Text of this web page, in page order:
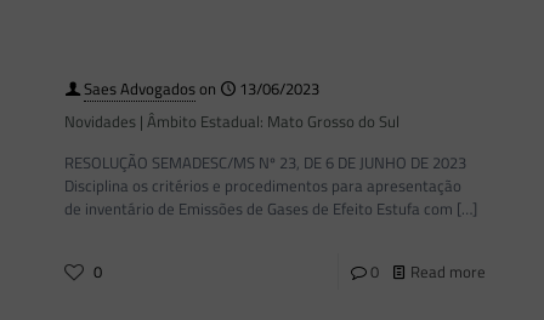
Saes Advogadoson
13/06/2023
Novidades | Âmbito Estadual: Mato Grosso do Sul
RESOLUÇÃO SEMADESC/MS Nº 23, DE 6 DE JUNHO DE 2023
Disciplina os critérios e procedimentos para apresentação
de inventário de Emissões de Gases de Efeito Estufa com […]
0 0 Read more